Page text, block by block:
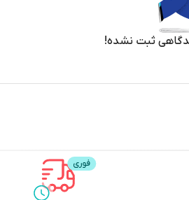
ثبت نشده!